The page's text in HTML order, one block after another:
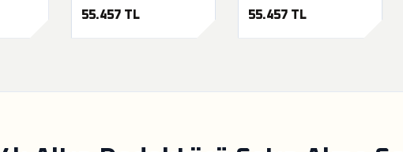
55.457 TL 55.457 TL